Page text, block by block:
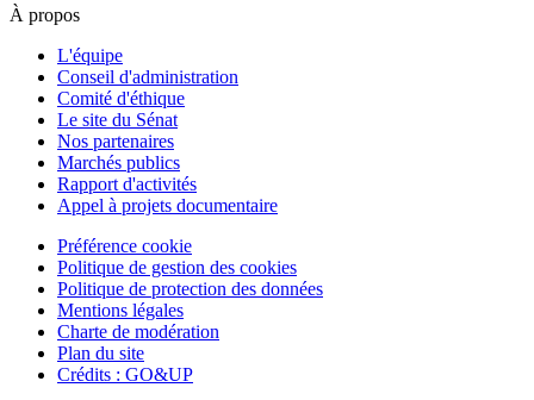
À propos
L'équipe
Conseil d'administration
Comité d'éthique
Le site du Sénat
Nos partenaires
Marchés publics
Rapport d'activités
Appel à projets documentaire
Préférence cookie
Politique de gestion des cookies
Politique de protection des données
Mentions légales
Charte de modération
Plan du site
Crédits : GO&UP